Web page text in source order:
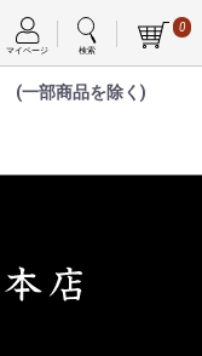
マイページ 検索
0
(一部商品を除く)